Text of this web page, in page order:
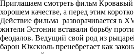
Приглашаем смотреть фильм
хорошем качестве, а перед этим
Действие фильма разворачивается в
жители Эстонии вставали борьбу
феодалов. Ведущий свой род из
барон Юкскюль пренебрегает как